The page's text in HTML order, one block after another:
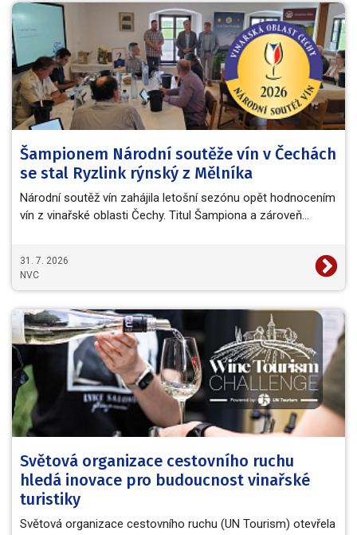
Šampionem Národní soutěže vín v Čechách
se stal Ryzlink rýnský z Mělníka
Národní soutěž vín zahájila letošní sezónu opět hodnocením
vín z vinařské oblasti Čechy. Titul Šampiona a zároveň…
31. 7. 2026
NVC
Světová organizace cestovního ruchu
hledá inovace pro budoucnost vinařské
turistiky
Světová organizace cestovního ruchu (UN Tourism) otevřela